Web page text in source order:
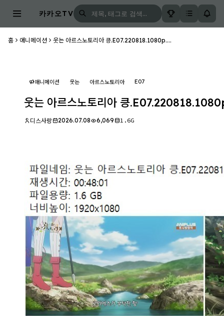
카카오TV
홈 애니메이션 웃는 아르스노토리아 킁.E07.220818.1080p....
애니메이션 웃는 아르스노토리아 E07
웃는 아르스노토리아 킁
디스사랑 2026.07.08 6,069 1.6G